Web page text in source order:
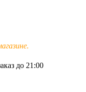
до 21:00